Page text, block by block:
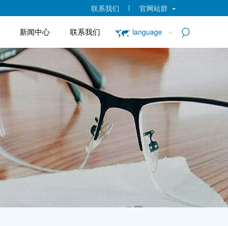
官网站群
联系我们
新闻中心 联系我们 language